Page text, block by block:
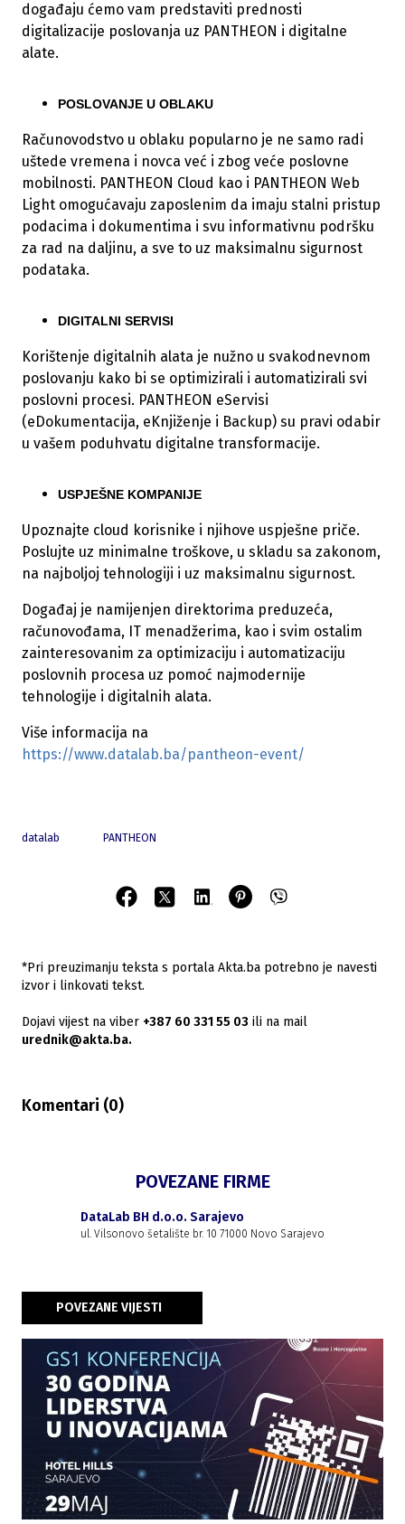
događaju ćemo vam predstaviti prednosti
digitalizacije poslovanja uz PANTHEON i digitalne
alate.
POSLOVANJE U OBLAKU
Računovodstvo u oblaku popularno je ne samo radi
uštede vremena i novca već i zbog veće poslovne
mobilnosti. PANTHEON Cloud kao i PANTHEON Web
Light omogućavaju zaposlenim da imaju stalni pristup
podacima i dokumentima i svu informativnu podršku
za rad na daljinu, a sve to uz maksimalnu sigurnost
podataka.
DIGITALNI SERVISI
Korištenje digitalnih alata je nužno u svakodnevnom
poslovanju kako bi se optimizirali i automatizirali svi
poslovni procesi. PANTHEON eServisi
(eDokumentacija, eKnjiženje i Backup) su pravi odabir
u vašem poduhvatu digitalne transformacije.
USPJEŠNE KOMPANIJE
Upoznajte cloud korisnike i njihove uspješne priče.
Poslujte uz minimalne troškove, u skladu sa zakonom,
na najboljoj tehnologiji i uz maksimalnu sigurnost.
Događaj je namijenjen direktorima preduzeća,
računovođama, IT menadžerima, kao i svim ostalim
zainteresovanim za optimizaciju i automatizaciju
poslovnih procesa uz pomoć najmodernije
tehnologije i digitalnih alata.
Više informacija na
https://www.datalab.ba/pantheon-event/
datalab PANTHEON
*Pri preuzimanju teksta s portala Akta.ba potrebno je navesti
izvor i linkovati tekst.
Dojavi vijest na viber +387 60 331 55 03 ili na mail
urednik@akta.ba.
Komentari (0)
POVEZANE FIRME
DataLab BH d.o.o. Sarajevo
ul. Vilsonovo šetalište br. 10 71000 Novo Sarajevo
POVEZANE VIJESTI